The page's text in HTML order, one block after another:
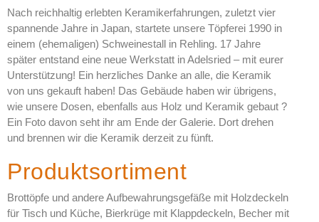
Nach reichhaltig erlebten Keramikerfahrungen, zuletzt vier
spannende Jahre in Japan, startete unsere Töpferei 1990 in
einem (ehemaligen) Schweinestall in Rehling. 17 Jahre
später entstand eine neue Werkstatt in Adelsried – mit eurer
Unterstützung! Ein herzliches Danke an alle, die Keramik
von uns gekauft haben! Das Gebäude haben wir übrigens,
wie unsere Dosen, ebenfalls aus Holz und Keramik gebaut ?
Ein Foto davon seht ihr am Ende der Galerie. Dort drehen
und brennen wir die Keramik derzeit zu fünft.
Produktsortiment
Brottöpfe und andere Aufbewahrungsgefäße mit Holzdeckeln
für Tisch und Küche, Bierkrüge mit Klappdeckeln, Becher mit